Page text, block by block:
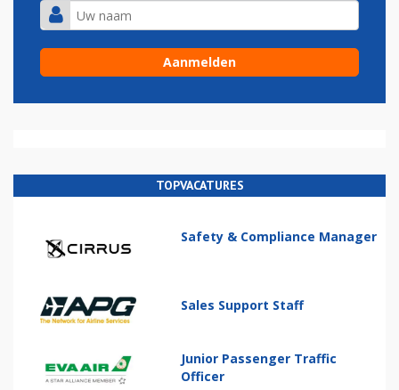
TOPVACATURES
Safety & Compliance Manager
Sales Support Staff
Junior Passenger Traffic
Officer